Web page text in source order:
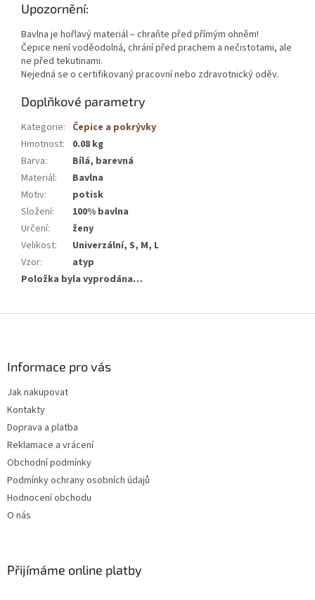
Upozornění:
Bavlna je hořlavý materiál – chraňte před přímým ohněm!
Čepice není voděodolná, chrání před prachem a nečistotami, ale
ne před tekutinami.
Nejedná se o certifikovaný pracovní nebo zdravotnický oděv.
Doplňkové parametry
Kategorie: Čepice a pokrývky
Hmotnost:
0.08 kg
Barva:
Bílá, barevná
Materiál:
Bavlna
Motiv:
potisk
Složení:
100% bavlna
Určení:
ženy
Velikost:
Univerzální, S, M, L
Vzor:
atyp
Položka byla vyprodána…
Informace pro vás
Jak nakupovat
Kontakty
Doprava a platba
Reklamace a vrácení
Obchodní podmínky
Podmínky ochrany osobních údajů
Hodnocení obchodu
O nás
Přijímáme online platby